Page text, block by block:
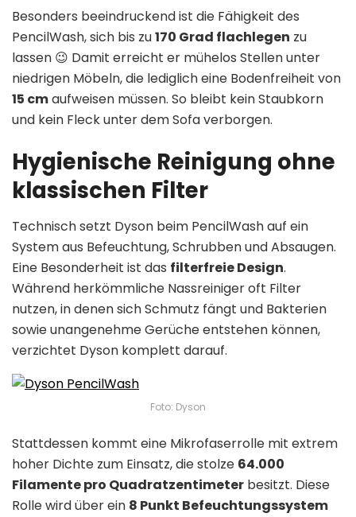
Besonders beeindruckend ist die Fähigkeit des
PencilWash, sich bis zu170 Grad flachlegen zu
lassen 😉 Damit erreicht er mühelos Stellen unter
niedrigen Möbeln, die lediglich eine Bodenfreiheit von
15 cmaufweisen müssen. So bleibt kein Staubkorn
und kein Fleck unter dem Sofa verborgen.
Hygienische Reinigung ohne
klassischen Filter
Technisch setzt Dyson beim PencilWash auf ein
System aus Befeuchtung, Schrubben und Absaugen.
Eine Besonderheit ist das filterfreie Design.
Während herkömmliche Nassreiniger oft Filter
nutzen, in denen sich Schmutz fängt und Bakterien
sowie unangenehme Gerüche entstehen können,
verzichtet Dyson komplett darauf.
Foto: Dyson
Stattdessen kommt eine Mikrofaserrolle mit extrem
hoher Dichte zum Einsatz, die stolze 64.000
Filamente pro Quadratzentimeter besitzt. Diese
Rolle wird über ein 8 Punkt Befeuchtungssystem